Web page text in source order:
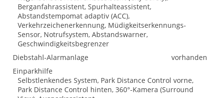
Berganfahrassistent, Spurhalteassistent,
Abstandstempomat adaptiv (ACC),
Verkehrzeichenerkennung, Müdigkeitserkennungs-
Sensor, Notrufsystem, Abstandswarner,
Geschwindigkeitsbegrenzer
Diebstahl-Alarmanlage
vorhanden
Einparkhilfe
Selbstlenkendes System, Park Distance Control vorne,
Park Distance Control hinten, 360°-Kamera (Surround